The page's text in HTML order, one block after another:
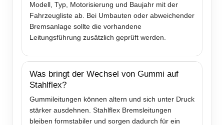
Modell, Typ, Motorisierung und Baujahr mit der
Fahrzeugliste ab. Bei Umbauten oder abweichender
Bremsanlage sollte die vorhandene
Leitungsführung zusätzlich geprüft werden.
Was bringt der Wechsel von Gummi auf
Stahlflex?
Gummileitungen können altern und sich unter Druck
stärker ausdehnen. Stahlflex Bremsleitungen
bleiben formstabiler und sorgen dadurch für ein